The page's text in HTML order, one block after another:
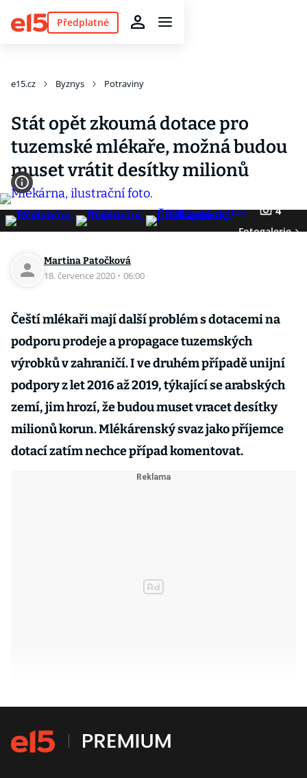
Předplatné
e15.cz Byznys Potraviny
Stát opět zkoumá dotace pro
tuzemské mlékaře, možná budou
muset vrátit desítky milionů
4
Fotogalerie
Martina Patočková
18. července 2020 · 06:00
Čeští mlékaři mají další problém s dotacemi na
podporu prodeje a propagace tuzemských
výrobků v zahraničí. I ve druhém případě unijní
podpory z let 2016 až 2019, týkající se arabských
zemí, jim hrozí, že budou muset vracet desítky
milionů korun. Mlékárenský svaz jako příjemce
dotací zatím nechce případ komentovat.